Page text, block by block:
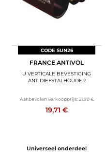
CODE SUN26
FRANCE ANTIVOL
U VERTICALE BEVESTIGING
ANTIDIEFSTALHOUDER
Aanbevolen verkoopprijs: 21,90 €
19,71 €
Universeel onderdeel